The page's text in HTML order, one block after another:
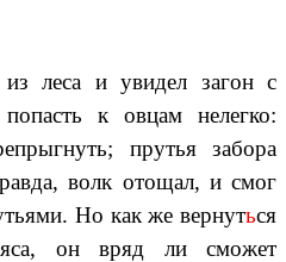
леса и увидел загон с
к овцам нелегко:
прутья забора
волк отощал, и смог
Но как же вернуться
он вряд ли сможет